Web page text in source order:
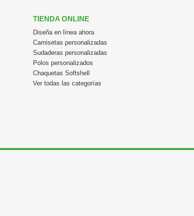
TIENDA ONLINE
Diseña en línea ahora
Camisetas personalizadas
Sudaderas personalizadas
Polos personalizados
Chaquetas Softshell
Ver todas las categorías